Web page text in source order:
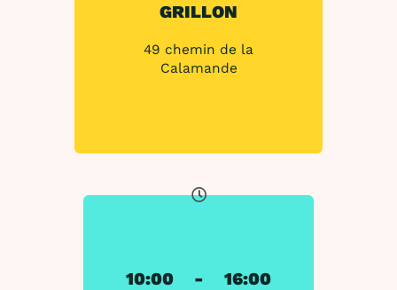
GRILLON
49 chemin de la
Calamande
10:00 - 16:00